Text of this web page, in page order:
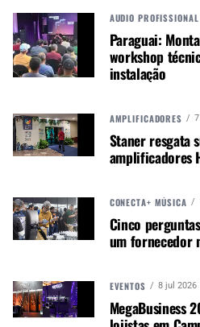
sobreposição:
MXC605-ACC-SPK+FUN:
botões de fala e funções
MXC605-ACC-SPK:
fala para o MXC605 que
e seletor de canais.
fala e funções, controle de
canais para intérprete.
instaladas serão anunciadas
Para saber mais sobre o
AUDIO PROFISSIONAL
Paraguai:
workshop
instalação
AMPLIFICADORES
Staner resgata
amplificadores
CONECTA+ MÚSICA
Cinco
um fornecedor
EVENTOS 8 jul 2026
MegaBusiness